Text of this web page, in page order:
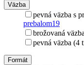
Väzba
pevná väzba s
prebalom19
brožovaná
pevná väzba (4
Formát